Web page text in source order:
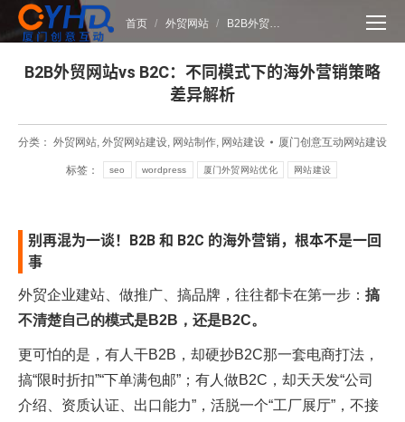
您在这里：
首页 外贸网站 B2B外贸…
B2B外贸网站vs B2C：不同模式下的海外营销策略
差异解析
分类： 外贸网站, 外贸网站建设, 网站制作, 网站建设 厦门创意互动网站建设
标签： seo wordpress 厦门外贸网站优化 网站建设
别再混为一谈！B2B 和 B2C 的海外营销，根本不是一回
事
外贸企业建站、做推广、搞品牌，往往都卡在第一步： 搞
不清楚自己的模式是B2B，还是B2C。
更可怕的是，有人干B2B，却硬抄B2C那一套电商打法，
搞“限时折扣”“下单满包邮”；有人做B2C，却天天发“公司
介绍、资质认证、出口能力”，活脱一个“工厂展厅”，不接